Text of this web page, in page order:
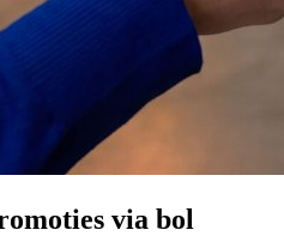
via bol